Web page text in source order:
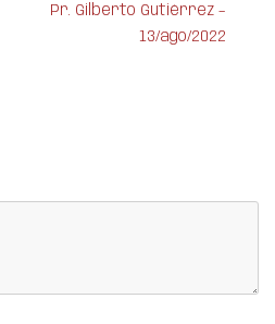
Pr. Gilberto Gutiérrez –
13/ago/2022